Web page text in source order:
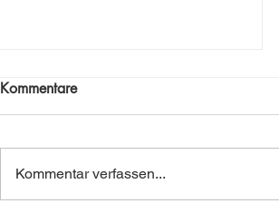
Kommentare
Kommentar verfassen...